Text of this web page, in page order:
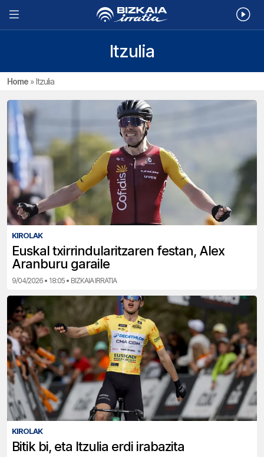
Itzulia
Home »Itzulia
KIROLAK
Euskal txirrindularitzaren festan, Alex
Aranburu garaile
9/04/2026 • 18:05 • BIZKAIA IRRATIA
KIROLAK
Bitik bi, eta Itzulia erdi irabazita